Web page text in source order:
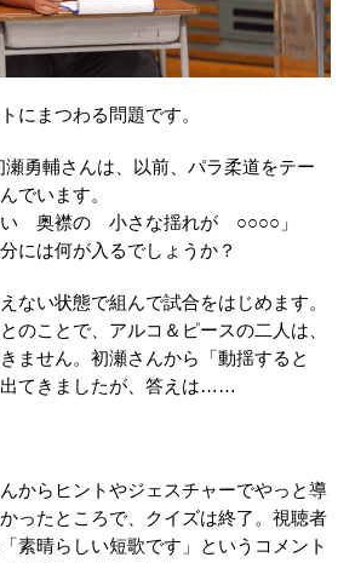
にまつわる問題です。
勇輔さんは、以前、パラ柔道をテー
でいます。
い 奥襟の 小さな揺れが ○○○○」
には何が入るでしょうか？
ない状態で組んで試合をはじめます。
のことで、アルコ＆ピースの二人は、
ません。初瀬さんから「動揺すると
てきましたが、答えは……
からヒントやジェスチャーでやっと導
ったところで、クイズは終了。視聴者
素晴らしい短歌です」というコメント